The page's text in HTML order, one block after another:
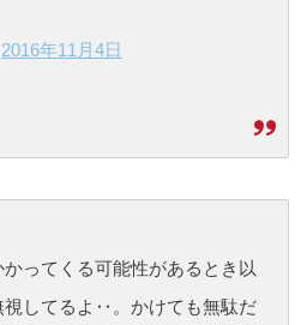
2016年11月4日
ってくる可能性があるとき以
視してるよ‥。かけても無駄だ